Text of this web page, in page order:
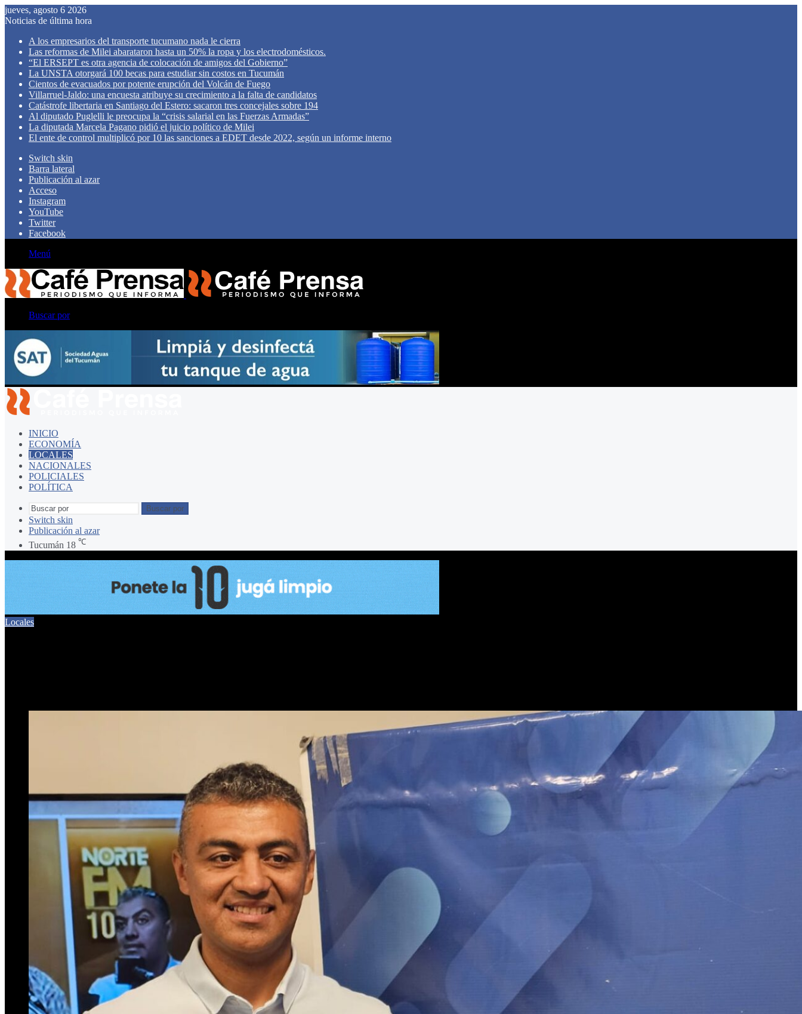
jueves, agosto 6 2026
Noticias de última hora
A los empresarios del transporte tucumano nada le cierra
Las reformas de Milei abarataron hasta un 50% la ropa y los electrodomésticos.
“El ERSEPT es otra agencia de colocación de amigos del Gobierno”
La UNSTA otorgará 100 becas para estudiar sin costos en Tucumán
Cientos de evacuados por potente erupción del Volcán de Fuego
Villarruel-Jaldo: una encuesta atribuye su crecimiento a la falta de candidatos
Catástrofe libertaria en Santiago del Estero: sacaron tres concejales sobre 194
Al diputado Puglelli le preocupa la “crisis salarial en las Fuerzas Armadas”
La diputada Marcela Pagano pidió el juicio político de Milei
El ente de control multiplicó por 10 las sanciones a EDET desde 2022, según un informe interno
Switch skin
Barra lateral
Publicación al azar
Acceso
Instagram
YouTube
Twitter
Facebook
Menú
Buscar por
INICIO
ECONOMÍA
LOCALES
NACIONALES
POLICIALES
POLÍTICA
Buscar por
Switch skin
Publicación al azar
Tucumán 18 ℃
Locales